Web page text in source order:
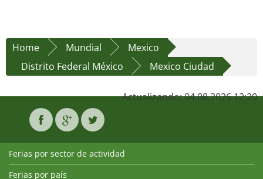
Home Mundial
Mexico
Distrito Federal México
Mexico Ciudad
Actualizando: 04.08.2026 12:20
Ferias por sector de actividad
Ferias por país